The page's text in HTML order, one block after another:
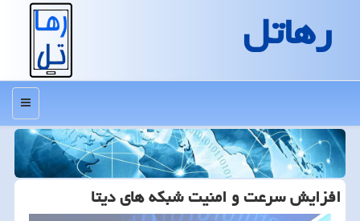
رهاتل
منو
افزایش سرعت و امنیت شبكه های دیتا